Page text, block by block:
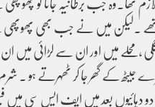
۔لیکن میں نے جب بھی
،محلے میں اور ان سے لڑائی میں
جیٹھ کے گھر جا کر ٹھہرتے ہو ۔
دو دہائیوں بعد میں ایف ایس سی